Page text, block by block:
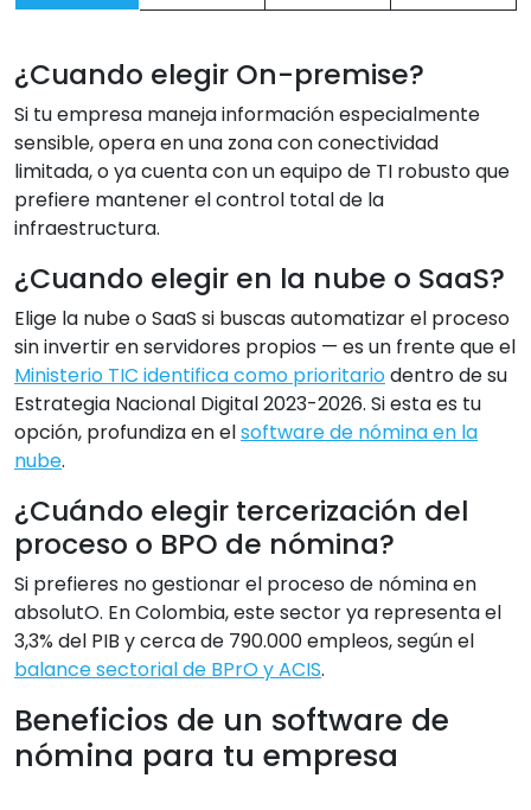
¿Cuando elegir On-premise?
Si tu empresa maneja información especialmente
sensible, opera en una zona con conectividad
limitada, o ya cuenta con un equipo de TI robusto que
prefiere mantener el control total de la
infraestructura.
¿Cuando elegir en la nube o SaaS?
Elige la nube o SaaS si buscas automatizar el proceso
sin invertir en servidores propios — es un frente que el
Ministerio TIC identifica como prioritariodentro de su
Estrategia Nacional Digital 2023-2026. Si esta es tu
opción, profundiza en elsoftware de nómina en la
nube.
¿Cuándo elegir tercerización del
proceso o BPO de nómina?
Si prefieres no gestionar el proceso de nómina en
absolutO. En Colombia, este sector ya representa el
3,3% del PIB y cerca de 790.000 empleos, según el
balance sectorial de BPrO y ACIS.
Beneficios de un software de
nómina para tu empresa